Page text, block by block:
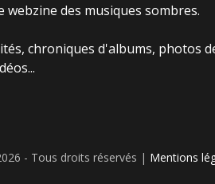
des musiques sombres.
chroniques d'albums, photos
- Tous droits réservés | Mentions